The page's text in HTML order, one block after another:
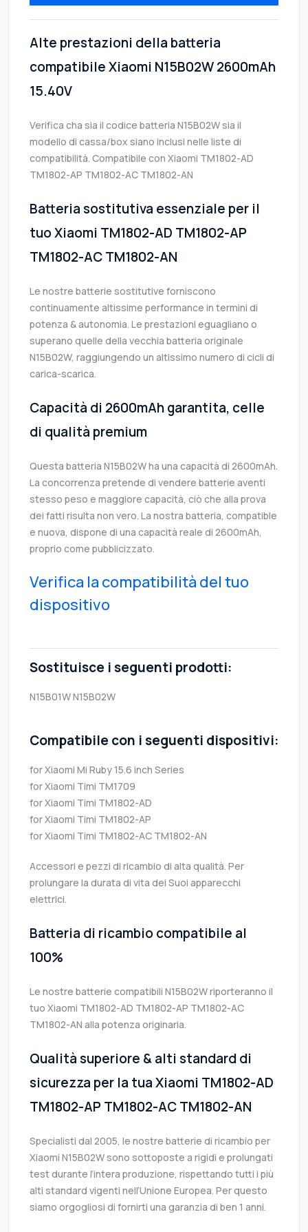
Alte prestazioni della batteria
compatibile Xiaomi N15B02W 2600mAh
15.40V
Verifica cha sia il codice batteria N15B02W sia il
modello di cassa/box siano inclusi nelle liste di
compatibilità. Compatibile con Xiaomi TM1802-AD
TM1802-AP TM1802-AC TM1802-AN
Batteria sostitutiva essenziale per il
tuo Xiaomi TM1802-AD TM1802-AP
TM1802-AC TM1802-AN
Le nostre batterie sostitutive forniscono
continuamente altissime performance in termini di
potenza & autonomia. Le prestazioni eguagliano o
superano quelle della vecchia batteria originale
N15B02W, raggiungendo un altissimo numero di cicli di
carica-scarica.
Capacità di 2600mAh garantita, celle
di qualità premium
Questa batteria N15B02W ha una capacità di 2600mAh.
La concorrenza pretende di vendere batterie aventi
stesso peso e maggiore capacità, ciò che alla prova
dei fatti risulta non vero. La nostra batteria, compatible
e nuova, dispone di una capacità reale di 2600mAh,
proprio come pubblicizzato.
Verifica la compatibilità del tuo
dispositivo
Sostituisce i seguenti prodotti:
N15B01WN15B02W
Compatibile con i seguenti dispositivi:
for Xiaomi Mi Ruby 15.6 inch Series
for Xiaomi Timi TM1709
for Xiaomi Timi TM1802-AD
for Xiaomi Timi TM1802-AP
for Xiaomi Timi TM1802-AC TM1802-AN
Accessori e pezzi di ricambio di alta qualità. Per
prolungare la durata di vita dei Suoi apparecchi
elettrici.
Batteria di ricambio compatibile al
100%
Le nostre batterie compatibili N15B02W riporteranno il
tuo Xiaomi TM1802-AD TM1802-AP TM1802-AC
TM1802-AN alla potenza originaria.
Qualità superiore & alti standard di
sicurezza per la tua Xiaomi TM1802-AD
TM1802-AP TM1802-AC TM1802-AN
Specialisti dal 2005, le nostre batterie di ricambio per
Xiaomi N15B02W sono sottoposte a rigidi e prolungati
test durante l’intera produzione, rispettando tutti i più
alti standard vigenti nell’Unione Europea. Per questo
siamo orgogliosi di fornirti una garanzia di ben 1 anni.